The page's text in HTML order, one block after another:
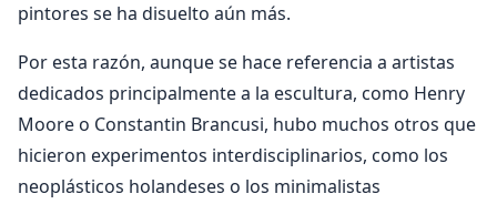
pintores se ha disuelto aún más.
Por esta razón, aunque se hace referencia a artistas
dedicados principalmente a la escultura, como Henry
Moore o Constantin Brancusi, hubo muchos otros que
hicieron experimentos interdisciplinarios, como los
neoplásticos holandeses o los minimalistas